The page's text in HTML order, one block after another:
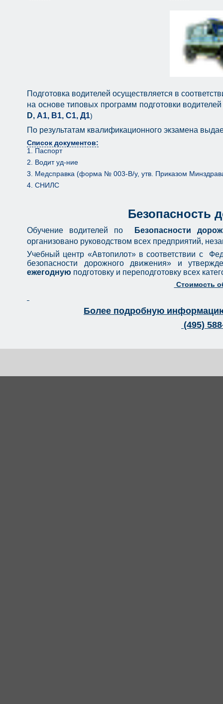
Подготовка водителей осуществляется в
на основе типовых программ подготовки
D, А1, В1, С1, Д1)
По результатам квалификационного экзамена
Список документов:
1. Паспорт
2. Водит уд-ние
3. Медсправка (форма № 003-В/у, утв. Приказом
4. СНИЛС
Безопасность
Обучение водителей по
Безопасности
организовано руководством всех предприятий,
Учебный центр «Автопилот» в соответствии с
безопасности дорожного движения» и
ежегодную подготовку и переподготовку всех
Стоимость
Более подробную
(495)